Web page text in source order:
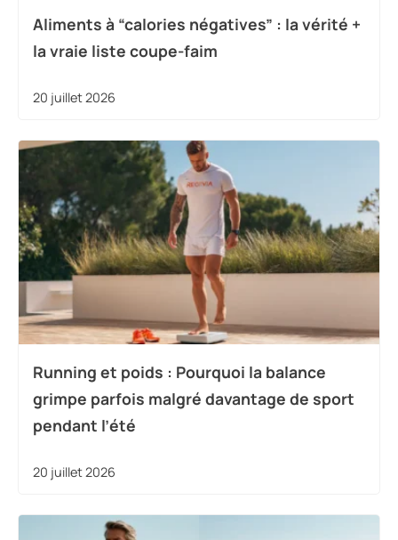
Aliments à “calories négatives” : la vérité +
la vraie liste coupe-faim
20 juillet 2026
Running et poids : Pourquoi la balance
grimpe parfois malgré davantage de sport
pendant l’été
20 juillet 2026